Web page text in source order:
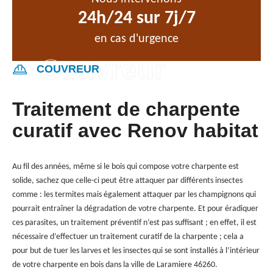
24h/24 sur 7j/7
en cas d'urgence
COUVREUR
Traitement de charpente
curatif avec Renov habitat
Au fil des années, même si le bois qui compose votre charpente est
solide, sachez que celle-ci peut être attaquer par différents insectes
comme : les termites mais également attaquer par les champignons qui
pourrait entraîner la dégradation de votre charpente. Et pour éradiquer
ces parasites, un traitement préventif n’est pas suffisant ; en effet, il est
nécessaire d’effectuer un traitement curatif de la charpente ; cela a
pour but de tuer les larves et les insectes qui se sont installés à l’intérieur
de votre charpente en bois dans la ville de Laramiere 46260.